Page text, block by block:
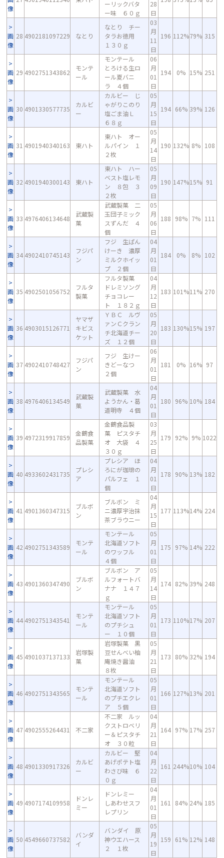
像
ーリックバタ
ー味 ６０ｇ
28
日
画
像
28 4902181097229 なとり
なとり チー
タラお徳用
１３０ｇ
03
月
11
日
196 112%79% 315
画
像
29 4902751343862
モンテ
ール
モンテール
とろける生ロ
ール夏バニ
ラ ４個
06
月
01
日
194 0% 15% 251
画
像
30 4901330577735
カルビ
ー
カルビー じ
ゃがりこのり
塩ごま油Ｌ
６８ｇ
05
月
15
日
194 66% 39% 126
画
像
31 4901940340163 東ハト
東ハト オー
ルパイン １
２枚
05
月
14
日
190 132% 8% 108
画
像
32 4901940300143 東ハト
東ハト ハー
ベスト塩レモ
ン ８包 ３
２枚
05
月
09
日
190 147%15% 91
画
像
33 4976406134648
武蔵製
菓
武蔵製菓 二
玉団子ミック
スずんだ ４
個
05
月
06
日
188 98% 7% 111
画
像
34 4902410745143
フジパ
ン
フジ 生ぱん
けーき 濃厚
ミルクホイッ
プ ２個
04
月
01
日
184 0% 8% 102
画
像
35 4902501056752
フルタ
製菓
フルタ製菓
ドレミソング
チョコレー
ト １８２ｇ
04
月
12
日
183 101%11% 270
画
像
36 4903015126771
ヤマザ
キビス
ケット
ＹＢＣ ルヴ
ァンＣクラン
チ北海道チー
ズ １２個
05
月
20
日
183 130%15% 197
画
像
37 4902410748427
フジパ
ン
フジ 生けー
きどーなつ
２個
06
月
01
日
181 0% 16% 97
画
像
38 4976406134549
武蔵製
菓
武蔵製菓 水
ようかん・葛
道明寺 ４個
04
月
01
日
180 96% 10% 184
画
像
39 4972319917859
金鶴食
品製菓
金鶴食品製
菓 ピスタチ
オ 大袋 ４
３０ｇ
03
月
25
日
179 92% 9% 1022
画
像
40 4933602431735
プレシ
ア
プレシア ほ
ろにが珈琲の
パルフェ １
個
04
月
01
日
178 90% 13% 182
画
像
41 4901360347315
ブルボ
ン
ブルボン ミ
ニ濃厚宇治抹
茶ブラウニー
04
月
15
日
177 113%14% 224
画
像
42 4902751343589
モンテ
ール
モンテール
北海道ソフト
のワッフル
４個
05
月
01
日
175 97% 14% 222
画
像
43 4901360347490
ブルボ
ン
ブルボン ア
ルフォートバ
ナナ １４７
ｇ
05
月
14
日
174 82% 39% 248
画
像
44 4902751343541
モンテ
ール
モンテール
北海道ソフト
のプチシュ
ー １０個
05
月
01
日
173 110%17% 207
画
像
45 4901037137133
岩塚製
菓
岩塚製菓 黒
豆せんべい柚
庵焼き醤油
８枚
05
月
21
日
173 80% 32% 194
画
像
46 4902751343565
モンテ
ール
モンテール
北海道ソフト
のプチエクレ
ア ５個
05
月
01
日
166 127%13% 201
画
像
47 4902555264431 不二家
不二家 ルッ
クストロベリ
ー＆ピスタチ
オ ３０粒
04
月
21
日
164 97% 17% 257
画
像
48 4901330917326
カルビ
ー
カルビー 堅
あげポテト塩
わさび味 ６
０ｇ
04
月
22
日
161 244%10% 104
画
像
49 4907174109958
ドンレ
ミー
ドンレミー
しあわせスフ
レプリン
04
月
01
日
161 84% 24% 185
画
像
50 4549660737582
バンダ
イ
バンダイ 原
神ウエハース
２ １枚
05
月
19
日
159 61% 12% 148